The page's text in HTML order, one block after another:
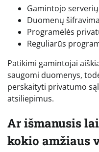
Gamintojo
Duomenų
Programėlės
Reguliarūs
Patikimi gamintojai
saugomi duomenys,
perskaityti privatumo
atsiliepimus.
Ar išmanusis
kokio amžiaus